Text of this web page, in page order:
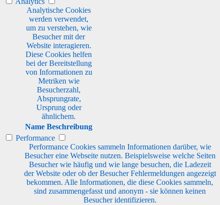
Analytische Cookies
werden verwendet,
um zu verstehen, wie
Besucher mit der
Website interagieren.
Diese Cookies helfen
bei der Bereitstellung
von Informationen zu
Metriken wie
Besucherzahl,
Absprungrate,
Ursprung oder
ähnlichem.
Name Beschreibung
Performance
Performance Cookies sammeln Informationen darüber, wie
Besucher eine Webseite nutzen. Beispielsweise welche Seiten
Besucher wie häufig und wie lange besuchen, die Ladezeit
der Website oder ob der Besucher Fehlermeldungen angezeigt
bekommen. Alle Informationen, die diese Cookies sammeln,
sind zusammengefasst und anonym - sie können keinen
Besucher identifizieren.